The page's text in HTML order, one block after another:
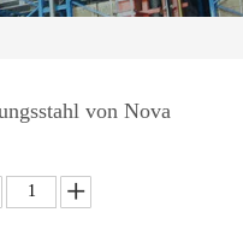
von Nova